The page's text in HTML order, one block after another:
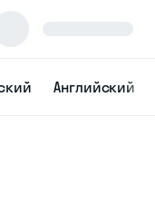
Английский